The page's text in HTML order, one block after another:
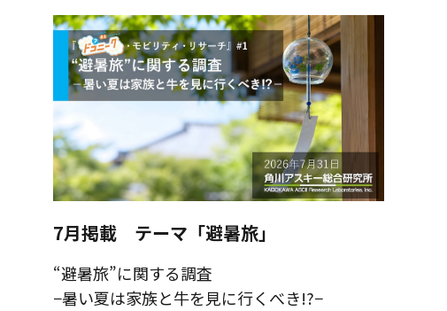
7月掲載 テーマ「避暑旅」
“避暑旅”に関する調査
−暑い夏は家族と牛を見に行くべき!?−